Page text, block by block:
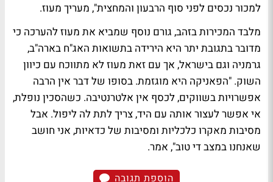
למכור נכסים לפני סוף הרבעון והמחצית", מעריך מעוז.
מלבד המכירות בזהב, גורם נוסף שמביא את מעוז להערכה כי
מדובר בתגובת יתר היא הירידה בתשואות האג"ח בארה"ב,
גרמניה וגם בישראל, אך עם זאת מעוז לא מתווכח עם כיוון
השוק. "הפאניקה היא מוגזמת. בסופו של דבר אין הרבה
אפשרויות בשווקים, לכסף אין אלטרנטיבה. כשהסכין נופלת,
אי אפשר לעצור אותה עם היד, צריך לתת לה ליפול. אבל
מסיבות מאקרו כלכליות ומסיבות של כדאיות, אני חושב
שאנחנו במצב די טוב", אמר.
הוספת תגובה